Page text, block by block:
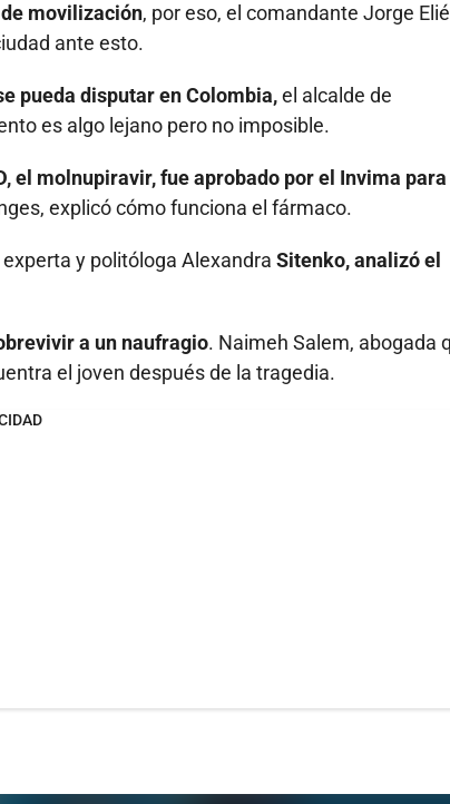
movilización, por eso, el comandante Jorge
ante esto.
pueda disputar en Colombia,el alcalde de
es algo lejano pero no imposible.
el molnupiravir, fue aprobado por el Invima para
explicó cómo funciona el fármaco.
y politóloga Alexandra Sitenko, analizó el
a un naufragio. Naimeh Salem, abogada
el joven después de la tragedia.